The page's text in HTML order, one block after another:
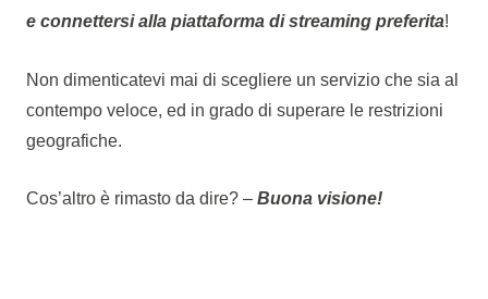
e connettersi alla piattaforma di streaming preferita!
Non dimenticatevi mai di scegliere un servizio che sia al
contempo veloce, ed in grado di superare le restrizioni
geografiche.
Cos’altro è rimasto da dire? – Buona visione!